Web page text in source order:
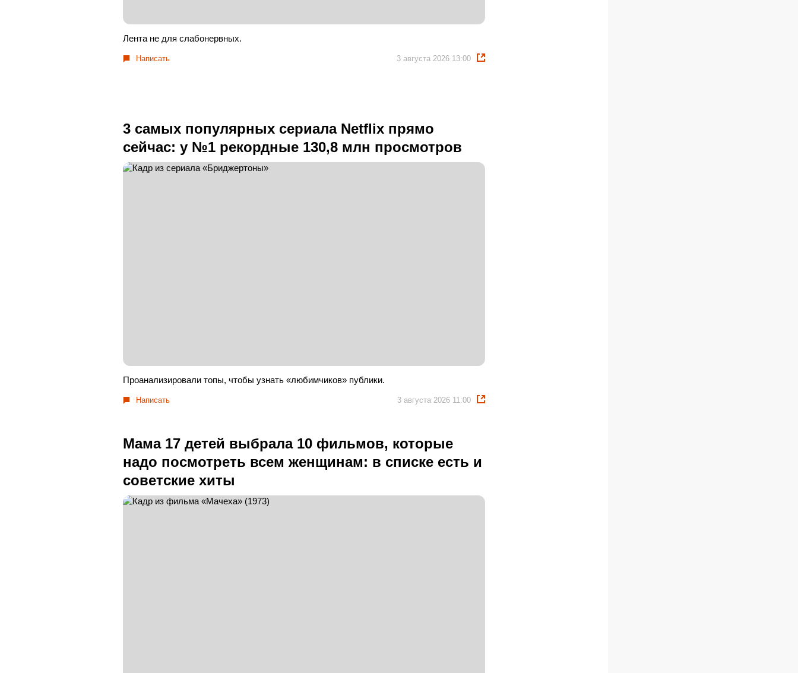
Лента не для слабонервных.
Написать 3 августа 2026 13:00
3 самых популярных сериала Netflix прямо
сейчас: у №1 рекордные 130,8 млн просмотров
Проанализировали топы, чтобы узнать «любимчиков» публики.
Написать 3 августа 2026 11:00
Мама 17 детей выбрала 10 фильмов, которые
надо посмотреть всем женщинам: в списке есть и
советские хиты